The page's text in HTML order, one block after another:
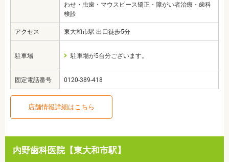
わせ・虫歯・マウスピース矯正・障がい者治療・歯科
検診
アクセス 東大和市駅 出口徒歩5分
駐車場 駐車場が5台分ございます。
固定電話番号 0120-389-418
店舗情報詳細はこちら
内野歯科医院【東大和市駅】